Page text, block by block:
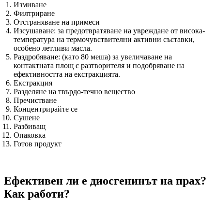
Измиване
Филтриране
Отстраняване на примеси
Изсушаване: за предотвратяване на увреждане от висока-
температура на термочувствителни активни съставки,
особено летливи масла.
Раздробяване: (като 80 меша) за увеличаване на
контактната площ с разтворителя и подобряване на
ефективността на екстракцията.
Екстракция
Разделяне на твърдо-течно вещество
Пречистване
Концентрирайте се
Сушене
Разбиващ
Опаковка
Готов продукт
Ефективен ли е диосгенинът на прах?
Как работи?